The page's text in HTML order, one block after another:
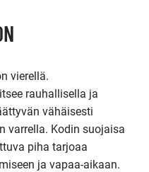
vierellä.
rauhallisella ja
vähäisesti
varrella. Kodin suojaisa
piha tarjoaa
ja vapaa-aikaan.